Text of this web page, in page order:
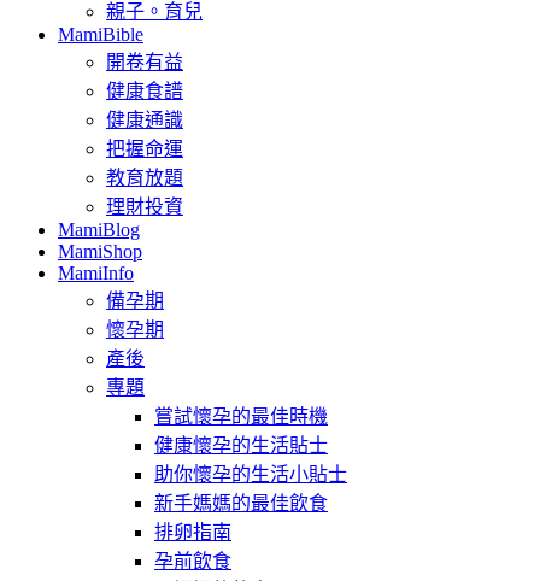
親子。育兒
MamiBible
開卷有益
健康食譜
健康通識
把握命運
教育放題
理財投資
MamiBlog
MamiShop
MamiInfo
備孕期
懷孕期
產後
專題
嘗試懷孕的最佳時機
健康懷孕的生活貼士
助你懷孕的生活小貼士
新手媽媽的最佳飲食
排卵指南
孕前飲食